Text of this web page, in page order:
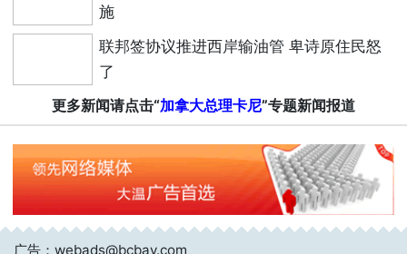
施
联邦签协议推进西岸输油管 卑诗原住民怒
了
更多新闻请点击“加拿大总理卡尼”专题新闻报道
广告：webads@bcbay.com